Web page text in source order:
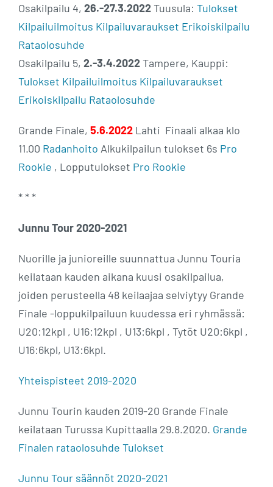
Osakilpailu 4, 26.-27.3.2022Tuusula: Tulokset
Kilpailuilmoitus Kilpailuvaraukset Erikoiskilpailu
Rataolosuhde
Osakilpailu 5, 2.-3.4.2022Tampere, Kauppi:
Tulokset Kilpailuilmoitus Kilpailuvaraukset
Erikoiskilpailu Rataolosuhde
Grande Finale, 5.6.2022 Lahti Finaali alkaa klo
11.00 Radanhoito Alkukilpailun tulokset 6s Pro
Rookie , Lopputulokset Pro Rookie
* * *
Junnu Tour 2020-2021
Nuorille ja junioreille suunnattua Junnu Touria
keilataan kauden aikana kuusi osakilpailua,
joiden perusteella 48 keilaajaa selviytyy Grande
Finale -loppukilpailuun kuudessa eri ryhmässä:
U20:12kpl , U16:12kpl , U13:6kpl , Tytöt U20:6kpl ,
U16:6kpl, U13:6kpl.
Yhteispisteet 2019-2020
Junnu Tourin kauden 2019-20 Grande Finale
keilataan Turussa Kupittaalla 29.8.2020. Grande
Finalen rataolosuhde Tulokset
Junnu Tour säännöt 2020-2021